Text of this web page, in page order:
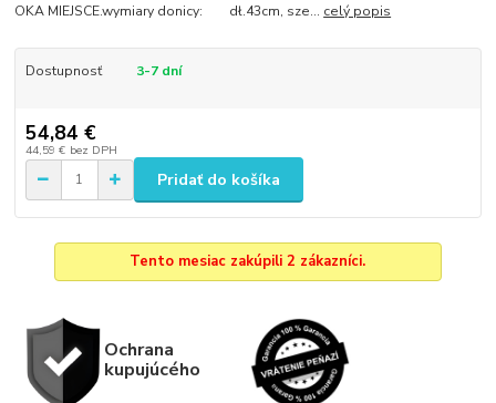
OKA MIEJSCE.wymiary donicy: dł.43cm, sze... celý popis
Dostupnosť 3-7 dní
54,84 €
44,59 € bez DPH
Pridať do košíka
Tento mesiac zakúpili 2 zákazníci.
Ochrana
kupujúcého